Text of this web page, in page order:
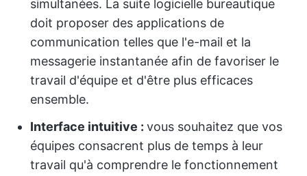
simultanées. La suite logicielle bureautique
doit proposer des applications de
communication telles que l'e-mail et la
messagerie instantanée afin de favoriser le
travail d'équipe et d'être plus efficaces
ensemble.
Interface intuitive : vous souhaitez que vos
équipes consacrent plus de temps à leur
travail qu'à comprendre le fonctionnement